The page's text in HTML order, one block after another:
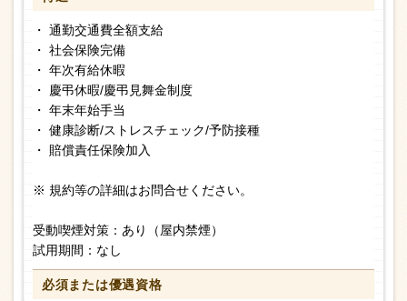
・ 通勤交通費全額支給
・ 社会保険完備
・ 年次有給休暇
・ 慶弔休暇/慶弔見舞金制度
・ 年末年始手当
・ 健康診断/ストレスチェック/予防接種
・ 賠償責任保険加入
※ 規約等の詳細はお問合せください。
受動喫煙対策：あり（屋内禁煙）
試用期間：なし
必須または優遇資格